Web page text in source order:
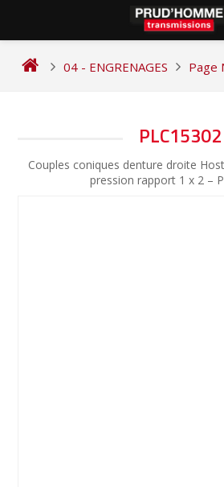
04 - ENGRENAGES Page
PLC15302
Couples coniques denture droite
pression rapport 1 x 2 –
DE
L’ARTICLE